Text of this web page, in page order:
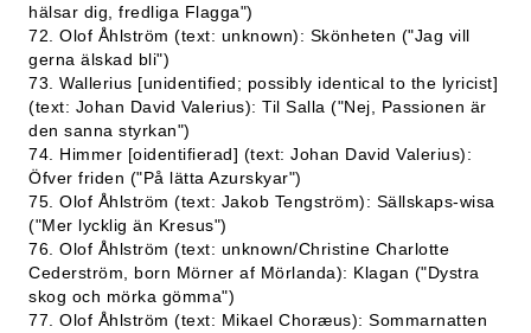
hälsar dig, fredliga Flagga")
72. Olof Åhlström (text: unknown): Skönheten ("Jag vill
gerna älskad bli")
73. Wallerius [unidentified; possibly identical to the lyricist]
(text: Johan David Valerius): Til Salla ("Nej, Passionen är
den sanna styrkan")
74. Himmer [oidentifierad] (text: Johan David Valerius):
Öfver friden ("På lätta Azurskyar")
75. Olof Åhlström (text: Jakob Tengström): Sällskaps-wisa
("Mer lycklig än Kresus")
76. Olof Åhlström (text: unknown/Christine Charlotte
Cederström, born Mörner af Mörlanda): Klagan ("Dystra
skog och mörka gömma")
77. Olof Åhlström (text: Mikael Choræus): Sommarnatten